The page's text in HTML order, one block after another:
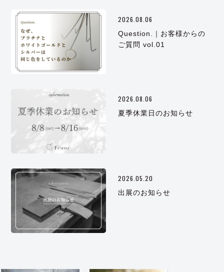
2026.08.06
Question.｜お客様からの
ご質問 vol.01
2026.08.06
夏季休業日のお知らせ
2026.05.20
出展のお知らせ